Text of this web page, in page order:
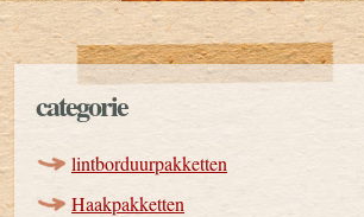
categorie
lintborduurpakketten
Haakpakketten